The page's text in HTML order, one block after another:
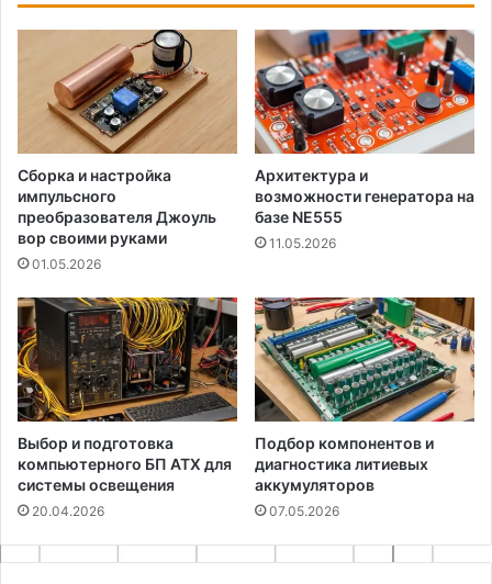
Сборка и настройка
импульсного
преобразователя Джоуль
вор своими руками
01.05.2026
Архитектура и
возможности генератора на
базе NE555
11.05.2026
Выбор и подготовка
компьютерного БП ATX для
системы освещения
20.04.2026
Подбор компонентов и
диагностика литиевых
аккумуляторов
07.05.2026